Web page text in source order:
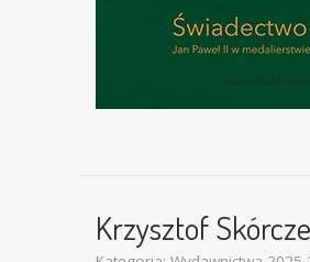
Krzysztof